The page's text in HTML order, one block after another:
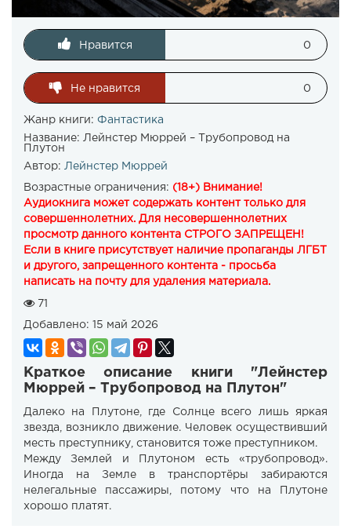
Нравится 0
Не нравится 0
Жанр книги: Фантастика
Название: Лейнстер Мюррей – Трубопровод на
Плутон
Автор: Лейнстер Мюррей
Возрастные ограничения: (18+) Внимание!
Аудиокнига может содержать контент только для
совершеннолетних. Для несовершеннолетних
просмотр данного контента СТРОГО ЗАПРЕЩЕН!
Если в книге присутствует наличие пропаганды ЛГБТ
и другого, запрещенного контента - просьба
написать на почту для удаления материала.
71
Добавлено: 15 май 2026
Краткое описание книги "Лейнстер
Мюррей – Трубопровод на Плутон"
Далеко на Плутоне, где Солнце всего лишь яркая
звезда, возникло движение. Человек осуществивший
месть преступнику, становится тоже преступником.
Между Землей и Плутоном есть «трубопровод».
Иногда на Земле в транспортёры забираются
нелегальные пассажиры, потому что на Плутоне
хорошо платят.